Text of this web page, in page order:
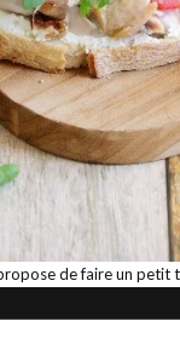
de faire un petit